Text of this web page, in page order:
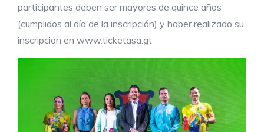
participantes deben ser mayores de quince años
(cumplidos al día de la inscripción) y haber realizado su
inscripción en www.ticketasa.gt